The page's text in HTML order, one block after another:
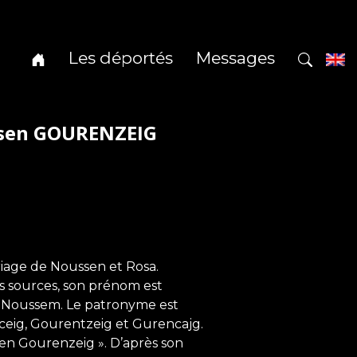
Les déportés Messages
GOURENZEIG
de Noussen et Rosa.
sources, son prénom est
Le patronyme est
Gourentzeig et Gurencajg.
Gourenzeig ». D’après son